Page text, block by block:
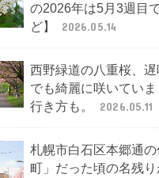
の2026年は5月3週目
ど】
2026.05.14
西野緑道の八重桜、
でも綺麗に咲いてい
行き方も。
2026.05.11
札幌市白石区本郷通
町」だった頃の名残り